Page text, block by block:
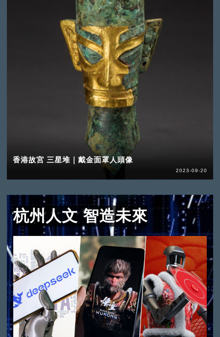
香港故宮 三星堆｜戴金面罩人頭像
2023-09-20
杭州人文 智造未來